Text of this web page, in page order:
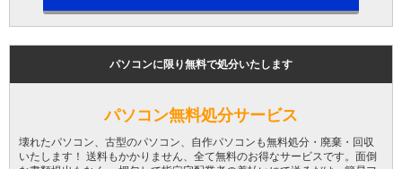
パソコンに限り無料で処分いたします
パソコン無料処分サービス
壊れたパソコン、古型のパソコン、自作パソコンも無料処分・廃棄・回収
いたします！ 送料もかかりません、全て無料のお得なサービスです。面倒